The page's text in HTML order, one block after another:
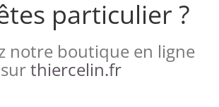
particulier ?
notre boutique en ligne
surthiercelin.fr